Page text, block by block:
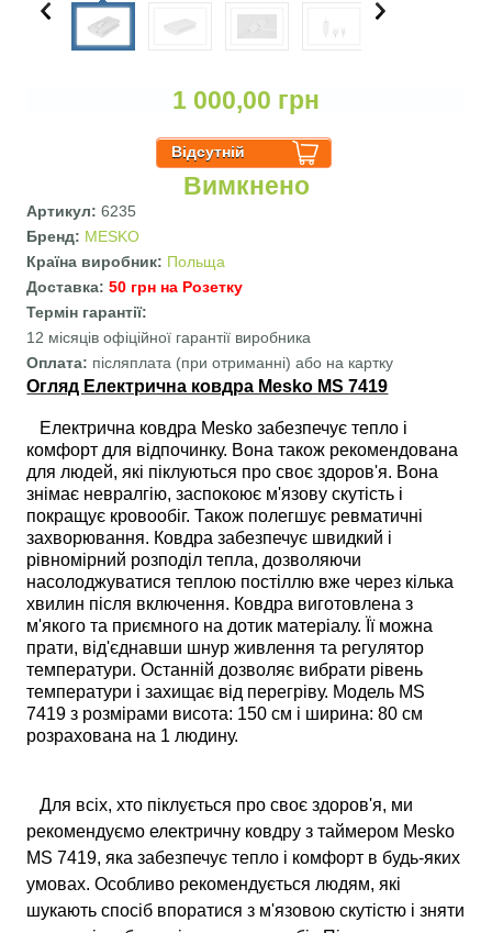
1 000,00 грн
Вимкнено
Артикул:6235
Бренд: MESKO
Країна виробник: Польща
Доставка:50 грн на Розетку
Термін гарантії:
12 місяців офіційної гарантії виробника
Оплата: післяплата (при отриманні) або на картку
Огляд Електрична ковдра Mesko MS 7419
Електрична ковдра Mesko забезпечує тепло і
комфорт для відпочинку. Вона також рекомендована
для людей, які піклуються про своє здоров'я. Вона
знімає невралгію, заспокоює м'язову скутість і
покращує кровообіг. Також полегшує ревматичні
захворювання. Ковдра забезпечує швидкий і
рівномірний розподіл тепла, дозволяючи
насолоджуватися теплою постіллю вже через кілька
хвилин після включення. Ковдра виготовлена з
м'якого та приємного на дотик матеріалу. Її можна
прати, від'єднавши шнур живлення та регулятор
температури. Останній дозволяє вибрати рівень
температури і захищає від перегріву. Модель MS
7419 з розмірами висота: 150 см і ширина: 80 см
розрахована на 1 людину.
Для всіх, хто піклується про своє здоров'я, ми
рекомендуємо електричну ковдру з таймером Mesko
MS 7419, яка забезпечує тепло і комфорт в будь-яких
умовах. Особливо рекомендується людям, які
шукають спосіб впоратися з м'язовою скутістю і зняти